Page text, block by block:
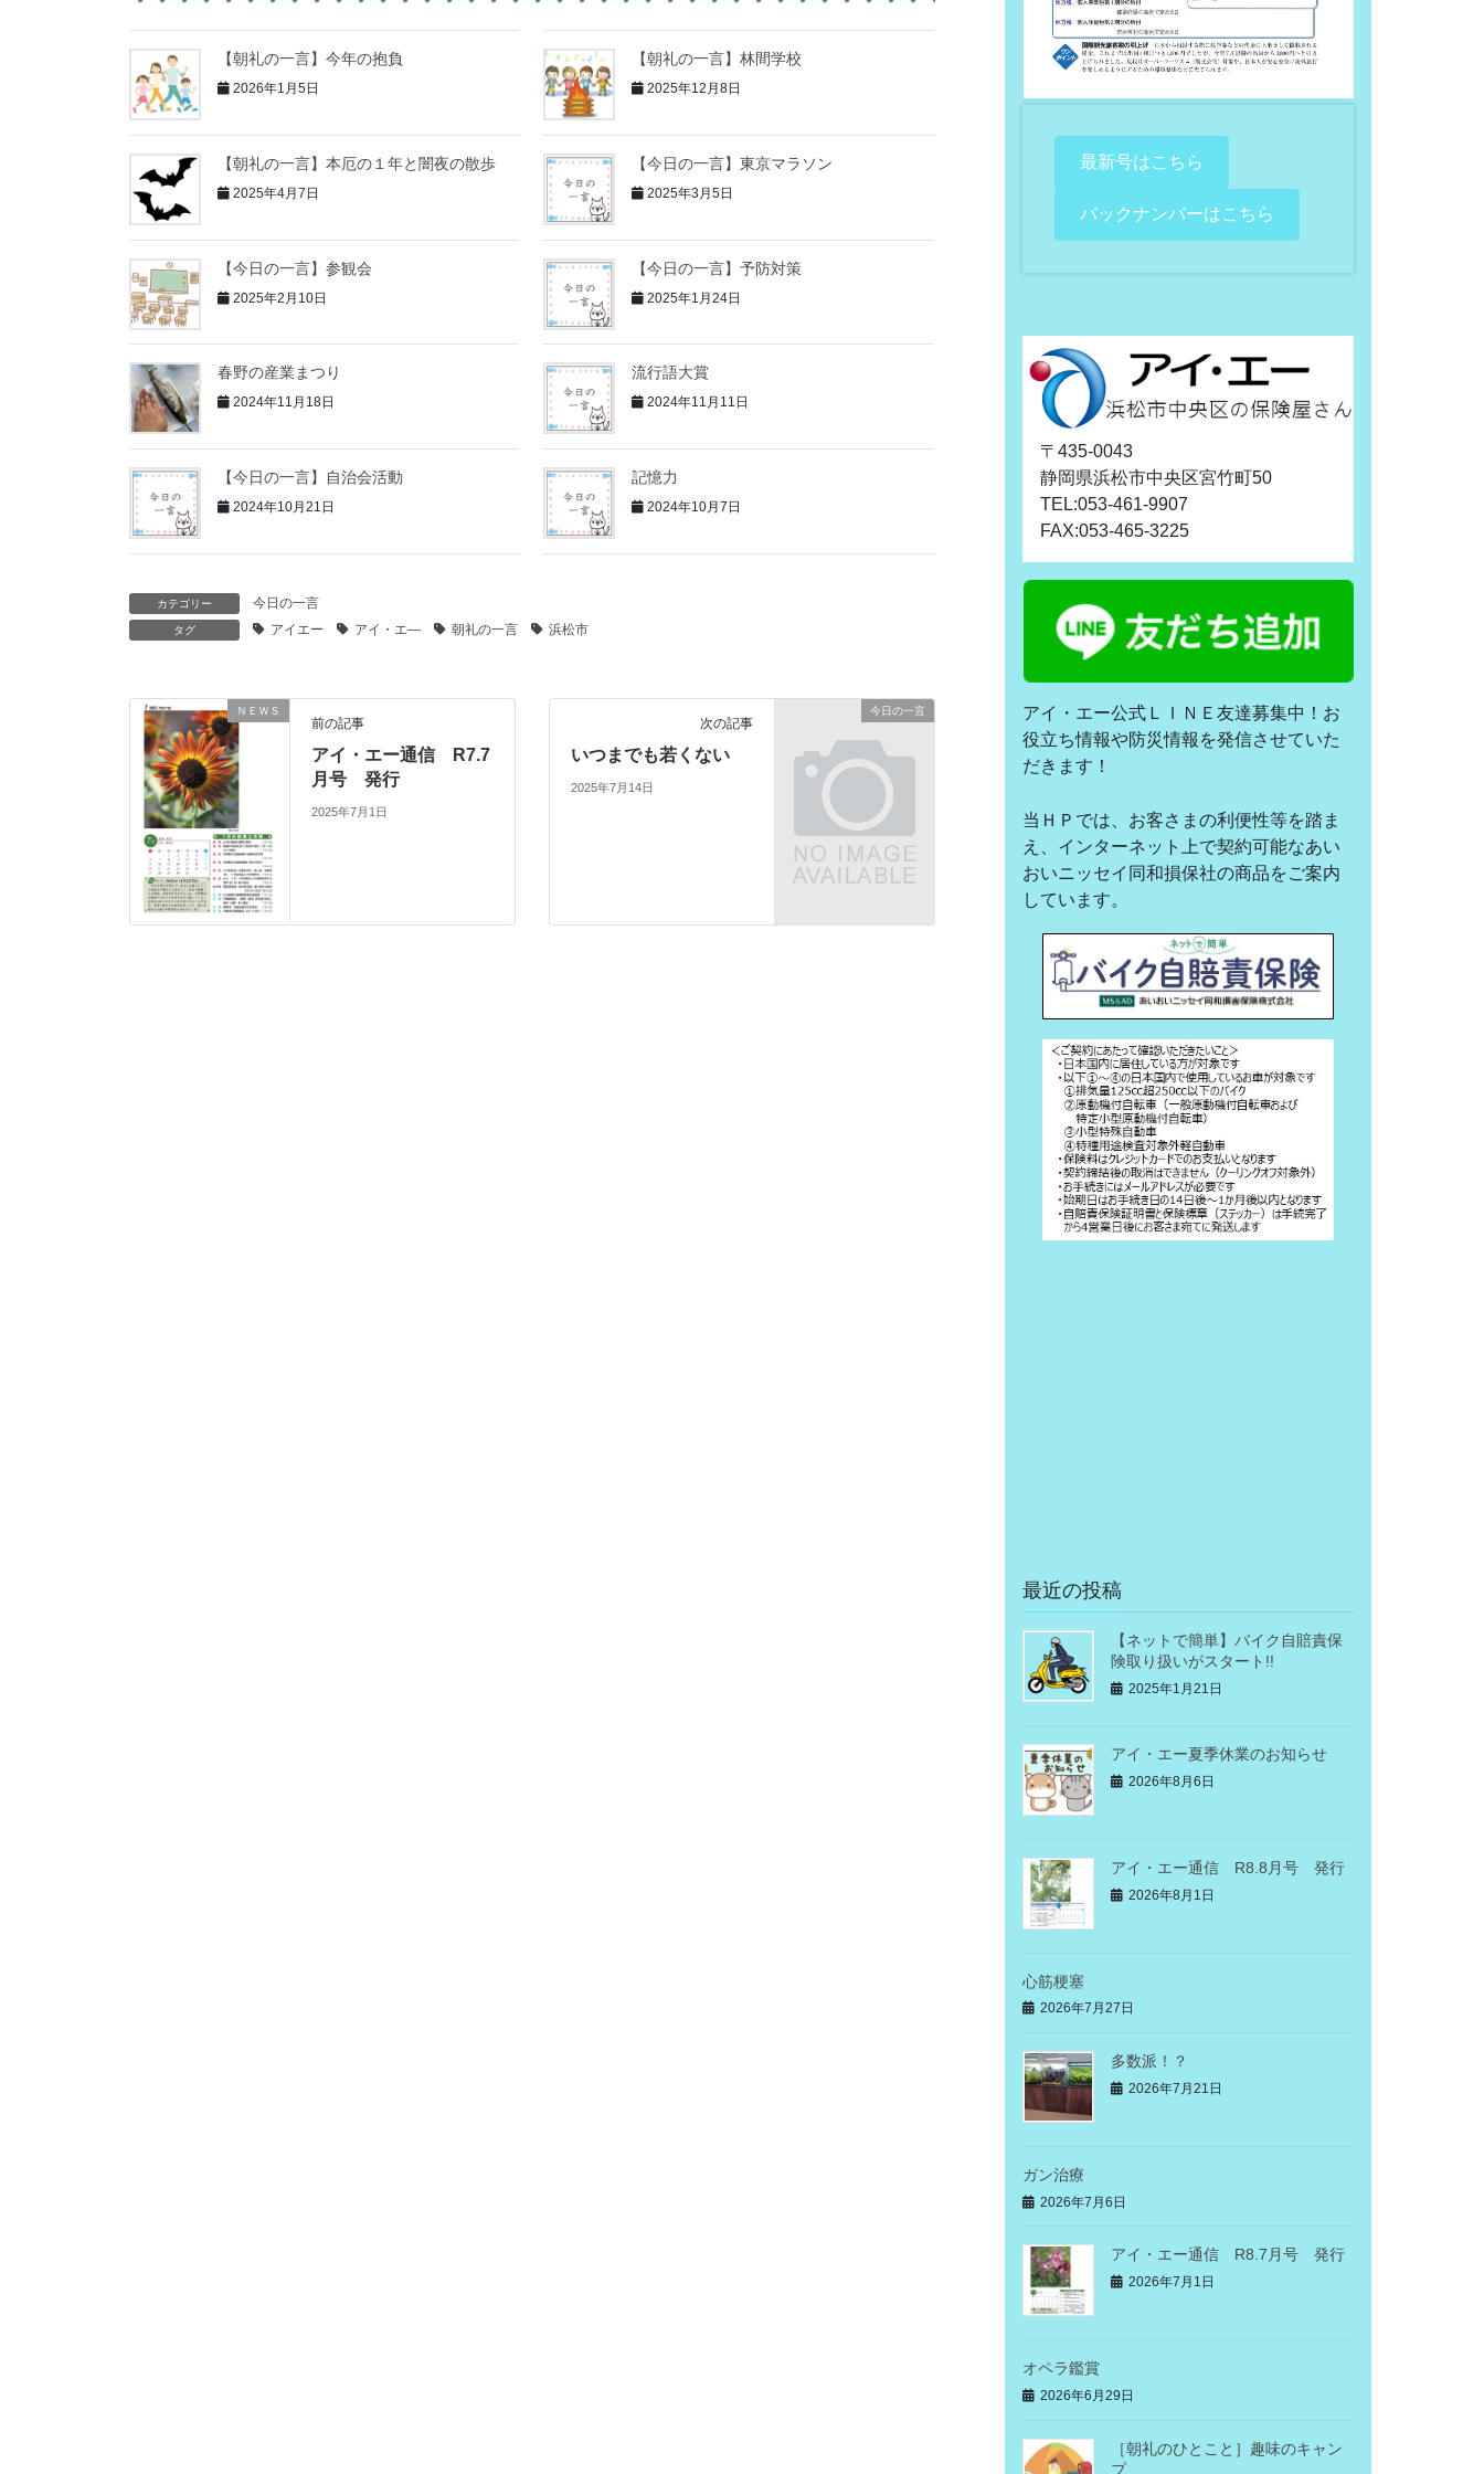
【朝礼の一言】今年の抱負
2026年1月5日
【朝礼の一言】林間学校
2025年12月8日
【朝礼の一言】本厄の１年と闇夜の散歩
2025年4月7日
【今日の一言】東京マラソン
2025年3月5日
【今日の一言】参観会
2025年2月10日
【今日の一言】予防対策
2025年1月24日
春野の産業まつり
2024年11月18日
流行語大賞
2024年11月11日
【今日の一言】自治会活動
2024年10月21日
記憶力
2024年10月7日
カテゴリー 今日の一言
タグ アイエー アイ・エ― 朝礼の一言 浜松市
ＮＥＷＳ
前の記事
アイ・エー通信 R7.7
月号 発行
2025年7月1日
今日の一言
次の記事
いつまでも若くない
2025年7月14日
最新号はこちら
バックナンバーはこちら
〒435-0043
静岡県浜松市中央区宮竹町50
TEL:053-461-9907
FAX:053-465-3225
アイ・エー公式ＬＩＮＥ友達募集中！お
役立ち情報や防災情報を発信させていた
だきます！
当ＨＰでは、お客さまの利便性等を踏ま
え、インターネット上で契約可能なあい
おいニッセイ同和損保社の商品をご案内
しています。
最近の投稿
【ネットで簡単】バイク自賠責保
険取り扱いがスタート!!
2025年1月21日
アイ・エー夏季休業のお知らせ
2026年8月6日
アイ・エー通信 R8.8月号 発行
2026年8月1日
心筋梗塞
2026年7月27日
多数派！？
2026年7月21日
ガン治療
2026年7月6日
アイ・エー通信 R8.7月号 発行
2026年7月1日
オペラ鑑賞
2026年6月29日
［朝礼のひとこと］趣味のキャン
プ